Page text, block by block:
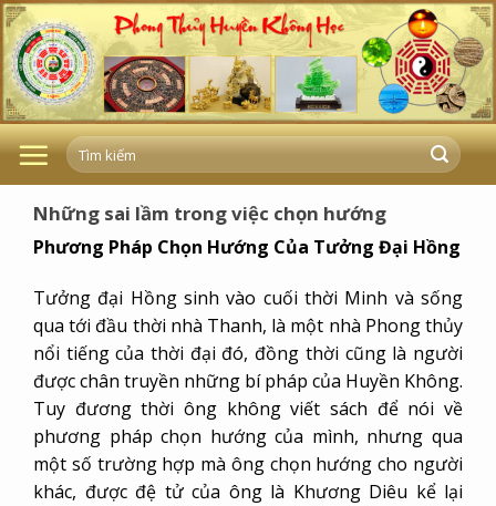
Skip
to
content
Những sai lầm trong việc chọn hướng
Phương Pháp Chọn Hướng Của Tưởng Đại Hồng
Tưởng đại Hồng sinh vào cuối thời Minh và sống
qua tới đầu thời nhà Thanh, là một nhà Phong thủy
nổi tiếng của thời đại đó, đồng thời cũng là người
được chân truyền những bí pháp của Huyền Không.
Tuy đương thời ông không viết sách để nói về
phương pháp chọn hướng của mình, nhưng qua
một số trường hợp mà ông chọn hướng cho người
khác, được đệ tử của ông là Khương Diêu kể lại